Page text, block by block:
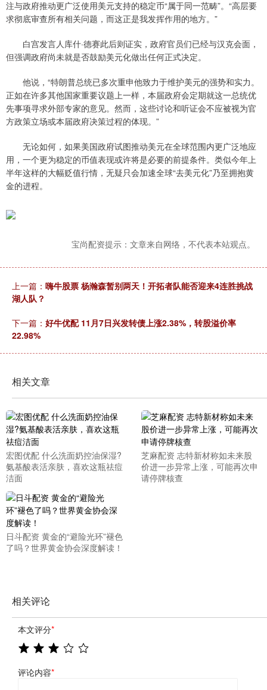
注与政府推动更广泛使用美元支持的稳定币“属于同一范畴”。“高层要
求彻底审查所有相关问题，而这正是我发挥作用的地方。”
白宫发言人库什·德赛此后则证实，政府官员们已经与汉克会面，
但强调政府尚未就是否鼓励美元化做出任何正式决定。
他说，“特朗普总统已多次重申他致力于维护美元的强势和实力。
正如在许多其他国家重要议题上一样，本届政府会定期就这一总统优
先事项寻求外部专家的意见。然而，这些讨论和听证会不应被视为官
方政策立场或本届政府决策过程的体现。”
无论如何，如果美国政府试图推动美元在全球范围内更广泛地应
用，一个更为稳定的币值表现或许将是必要的前提条件。类似今年上
半年这样的大幅贬值行情，无疑只会加速全球“去美元化”乃至拥抱黄
金的进程。
宝尚配资提示：文章来自网络，不代表本站观点。
上一篇： 嗨牛股票 杨瀚森暂别两天！开拓者队能否迎来4连胜挑战
湖人队？
下一篇： 好牛优配 11月7日兴发转债上涨2.38%，转股溢价率
22.98%
相关文章
宏图优配 什么洗面奶控油保湿?
氨基酸表活亲肤，喜欢这瓶祛痘
洁面
芝麻配资 志特新材称如未来股
价进一步异常上涨，可能再次申
请停牌核查
日斗配资 黄金的“避险光环”褪色
了吗？世界黄金协会深度解读！
相关评论
本文评分*
评论内容*